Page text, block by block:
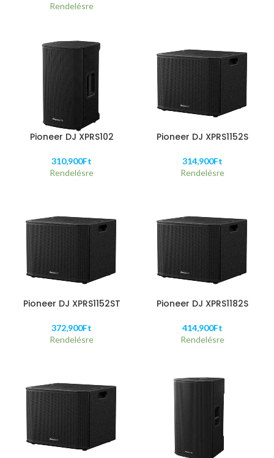
Rendelésre
Pioneer DJ XPRS102
310,900Ft
Rendelésre
Pioneer DJ XPRS1152S
314,900Ft
Rendelésre
Pioneer DJ XPRS1152ST
372,900Ft
Rendelésre
Pioneer DJ XPRS1182S
414,900Ft
Rendelésre